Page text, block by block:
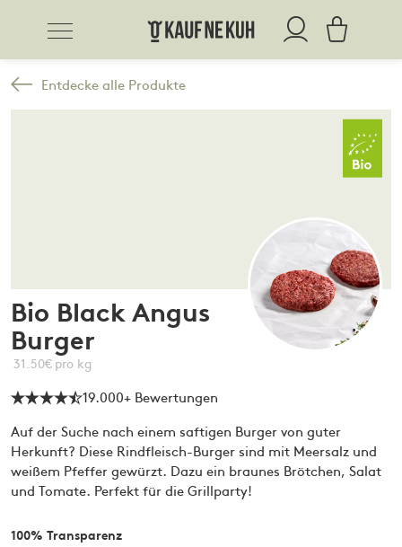
Entdecke alle Produkte
Bio Black Angus
Burger
31.50€ pro kg
19.000+ Bewertungen
Auf der Suche nach einem saftigen Burger von guter
Herkunft? Diese Rindfleisch-Burger sind mit Meersalz und
weißem Pfeffer gewürzt. Dazu ein braunes Brötchen, Salat
und Tomate. Perfekt für die Grillparty!
100% Transparenz